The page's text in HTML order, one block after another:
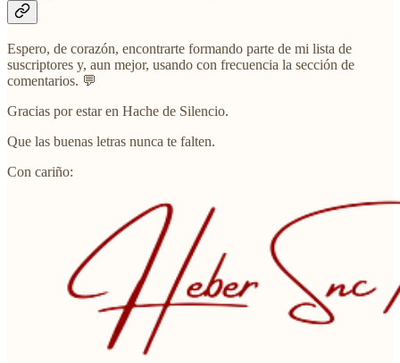
Espero, de corazón, encontrarte formando parte de mi lista de
suscriptores y, aun mejor, usando con frecuencia la sección de
comentarios. 💬
Gracias por estar en Hache de Silencio.
Que las buenas letras nunca te falten.
Con cariño: